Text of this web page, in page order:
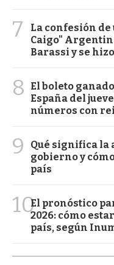
7
La confesión
Caigo"
Barassi y se
8
El boleto
España del
números con
9
Qué significa la
gobierno y
país
10El pronóstico
2026: cómo
país, según